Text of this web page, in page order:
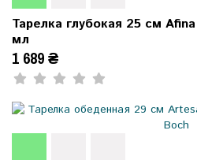
Тарелка глубокая 25 см
мл
1 689 ₴